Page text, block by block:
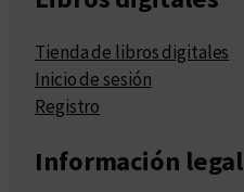
Tienda de libros digitales
Inicio de sesión
Registro
Información legal